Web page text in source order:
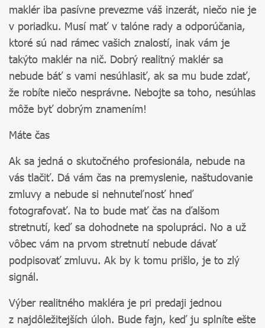
maklér iba pasívne prevezme váš inzerát, niečo nie je
v poriadku. Musí mať v talóne rady a odporúčania,
ktoré sú nad rámec vašich znalostí, inak vám je
takýto maklér na nič. Dobrý realitný maklér sa
nebude báť s vami nesúhlasiť, ak sa mu bude zdať,
že robíte niečo nesprávne. Nebojte sa toho, nesúhlas
môže byť dobrým znamením!
Máte čas
Ak sa jedná o skutočného profesionála, nebude na
vás tlačiť. Dá vám čas na premyslenie, naštudovanie
zmluvy a nebude si nehnuteľnosť hneď
fotografovať. Na to bude mať čas na ďalšom
stretnutí, keď sa dohodnete na spolupráci. No a už
vôbec vám na prvom stretnutí nebude dávať
podpisovať zmluvu. Ak by k tomu prišlo, je to zlý
signál.
Výber realitného makléra je pri predaji jednou
z najdôležitejších úloh. Bude fajn, keď ju splníte ešte